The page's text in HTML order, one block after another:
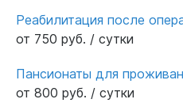
Реабилитация после
от 750 руб. / сутки
Пансионаты для
от 800 руб. / сутки